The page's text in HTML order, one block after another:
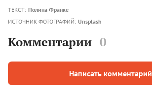
ТЕКСТ: Полина Франке
ИСТОЧНИК ФОТОГРАФИЙ: Unsplash
Комментарии 0
Написать комментарий